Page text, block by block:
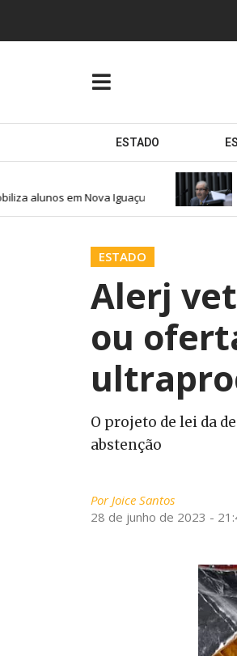
ESTADO
alunos em Nova Iguaçu
ESTADO
Alerj
ou
O projeto de lei da
abstenção
PorJoice Santos
28 de junho de 2023 -